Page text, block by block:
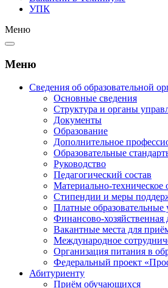
УПК
Меню
Меню
Сведения об образовательной
Основные сведения
Структура и органы
Документы
Образование
Дополнительное
Образовательные
Руководство
Педагогический состав
Материально-техническое
Стипендии и меры
Платные образовательные
Финансово-хозяйственная
Вакантные места для
Международное
Организация питания в
Федеральный проект
Абитуриенту
Приём обучающихся